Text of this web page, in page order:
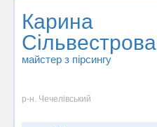
Карина
Сільвестрова
майстер з пірсингу
р-н. Чечелівський